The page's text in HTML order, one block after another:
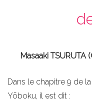
Masaaki TSURUTA
Dans le chapitre 9 de la
Yōboku, il est dit :